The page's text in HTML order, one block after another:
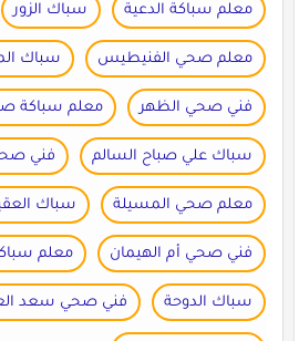
معلم سباكة الدعية سباك الزور
معلم صحي الفنيطيس سباك
فني صحي الظهر معلم سباكة
سباك علي صباح السالم فني صحي
معلم صحي المسيلة سباك
فني صحي أم الهيمان معلم
سباك الدوحة فني صحي سعد